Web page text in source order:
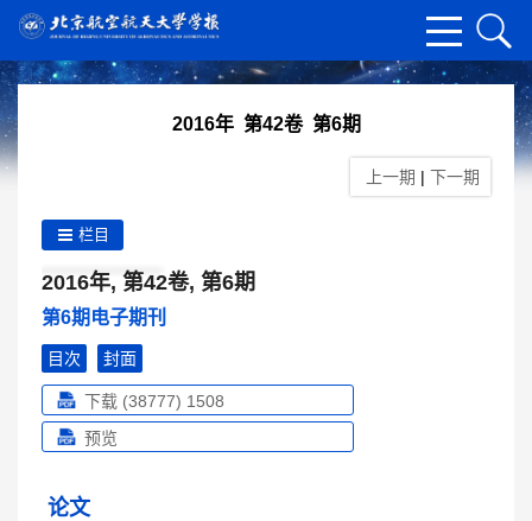
2016年 第42卷 第6期
上一期 | 下一期
栏目
2016年, 第42卷, 第6期
第6期电子期刊
目次 封面
下载 (38777) 1508
预览
论文